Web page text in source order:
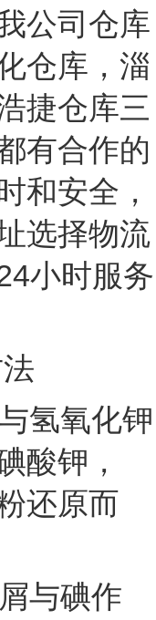
公司仓库
仓库，淄
捷仓库三
有合作的
和安全，
选择物流
小时服务
氢氧化钾
酸钾，
还原而
与碘作